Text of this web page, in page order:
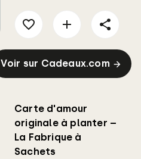
Voir sur Cadeaux.com
Carte d'amour
originale à planter –
La Fabrique à
Sachets